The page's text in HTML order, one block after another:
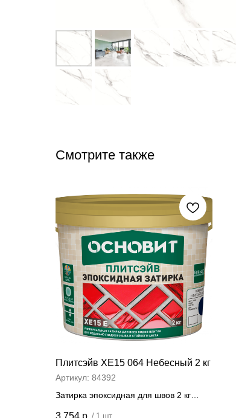
Смотрите также
Плитсэйв ХЕ15 064 Небесный 2 кг
Артикул: 84392
Затирка эпоксидная для швов 2 кг
Цена за штуку
/ 1 шт